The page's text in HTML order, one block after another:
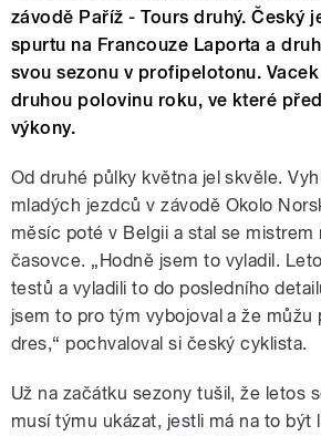
závodě Paříž - Tours druhý. Český
spurtu na Francouze Laporta a
svou sezonu v profipelotonu.
druhou polovinu roku, ve které
výkony.
Od druhé půlky května jel skvěle.
mladých jezdců v závodě Okolo
měsíc poté v Belgii a stal se mistrem
časovce. „Hodně jsem to vyladil.
testů a vyladili to do posledního
jsem to pro tým vybojoval a že můžu
dres,“ pochvaloval si český cyklista.
Už na začátku sezony tušil, že letos
musí týmu ukázat, jestli má na to být